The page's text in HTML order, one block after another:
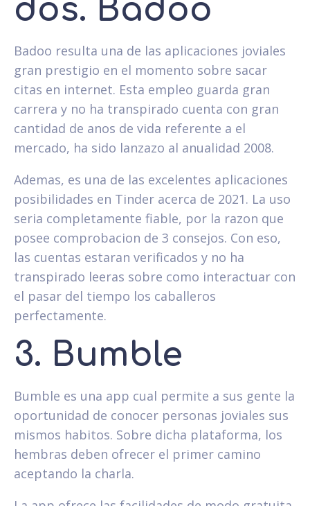
dos. Badoo
Badoo resulta una de las aplicaciones joviales
gran prestigio en el momento sobre sacar
citas en internet. Esta empleo guarda gran
carrera y no ha transpirado cuenta con gran
cantidad de anos de vida referente a el
mercado, ha sido lanzazo al anualidad 2008.
Ademas, es una de las excelentes aplicaciones
posibilidades en Tinder acerca de 2021. La uso
seri­a completamente fiable, por la razon que
posee comprobacion de 3 consejos. Con eso,
las cuentas estaran verificados y no ha
transpirado leeras sobre como interactuar con
el pasar del tiempo los caballeros
perfectamente.
3. Bumble
Bumble es una app cual permite a sus gente la
oportunidad de conocer personas joviales sus
mismos habitos. Sobre dicha plataforma, los
hembras deben ofrecer el primer camino
aceptando la charla.